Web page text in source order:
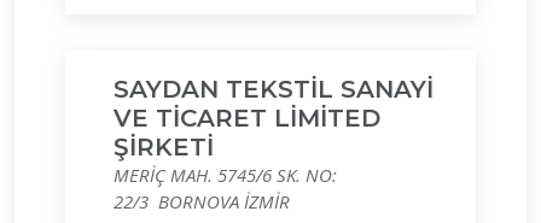
SAYDAN TEKSTİL SANAYİ
VE TİCARET LİMİTED
ŞİRKETİ
MERİÇ MAH. 5745/6 SK. NO:
22/3 BORNOVA İZMİR